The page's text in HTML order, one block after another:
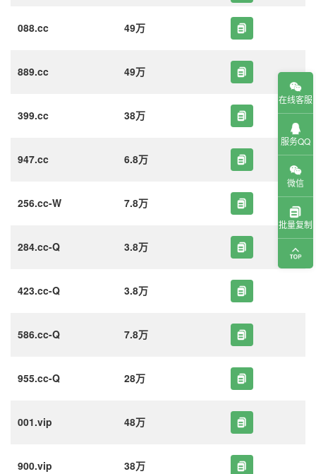
088.cc 49万
889.cc 49万
399.cc 38万
947.cc 6.8万
256.cc-W 7.8万
284.cc-Q 3.8万
423.cc-Q 3.8万
586.cc-Q 7.8万
955.cc-Q 28万
001.vip 48万
900.vip 38万
在线客服
服务QQ
微信
批量复制